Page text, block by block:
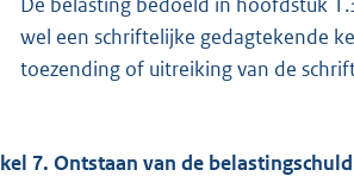
wel een schriftelijke gedagtekende
toezending of uitreiking van de
7. Ontstaan van de